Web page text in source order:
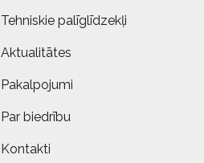
Tehniskie palīglīdzekļi
Aktualitātes
Pakalpojumi
Par biedrību
Kontakti